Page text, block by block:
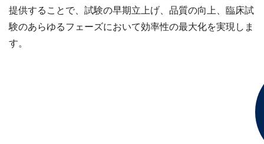
提供することで、試験の早期立上げ、品質の向上、臨床試
験のあらゆるフェーズにおいて効率性の最大化を実現しま
す。